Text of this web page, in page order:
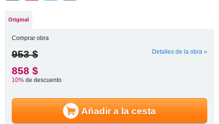
Original
Comprar obra
953 $ Detalles de la obra »
858 $
10%de descuento
Añadir a la cesta